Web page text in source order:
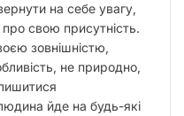
на себе увагу,
свою присутність.
зовнішністю,
не природно,
йде на будь-які